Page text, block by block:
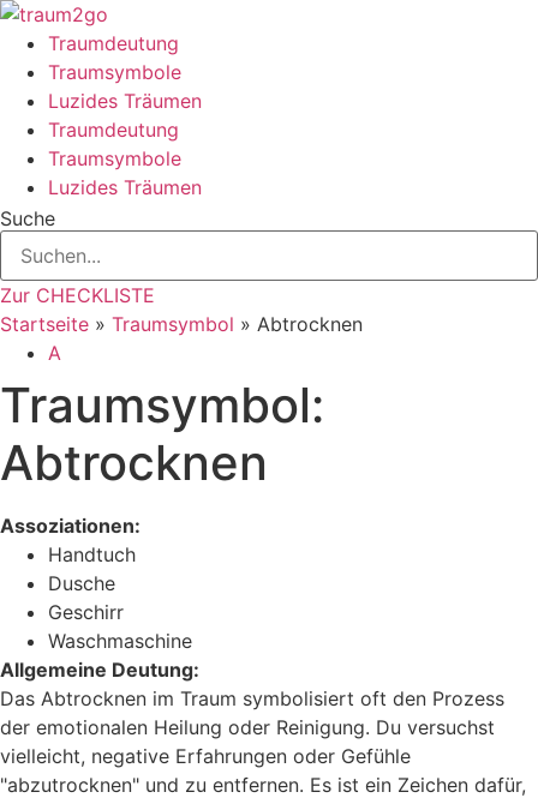
Zum
Inhalt
springen
Traumdeutung
Traumsymbole
Luzides Träumen
Traumdeutung
Traumsymbole
Luzides Träumen
Suche
Zur CHECKLISTE
Startseite » Traumsymbol » Abtrocknen
A
Traumsymbol:
Abtrocknen
Assoziationen:
Handtuch
Dusche
Geschirr
Waschmaschine
Allgemeine Deutung:
Das Abtrocknen im Traum symbolisiert oft den Prozess
der emotionalen Heilung oder Reinigung. Du versuchst
vielleicht, negative Erfahrungen oder Gefühle
"abzutrocknen" und zu entfernen. Es ist ein Zeichen dafür,